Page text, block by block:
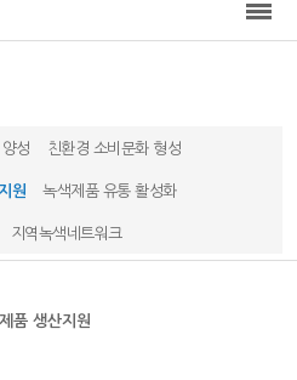
성 친환경 소비문화 형성
원 녹색제품 유통 활성화
지역녹색네트워크
품 생산지원